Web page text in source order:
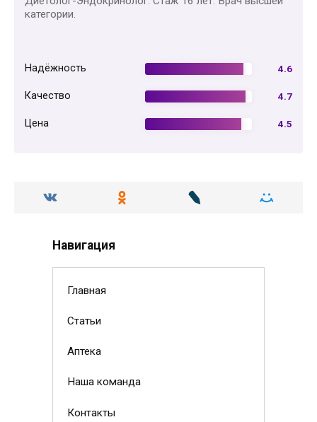
категории.
Надёжность 4.6
Качество 4.7
Цена 4.5
Навигация
Главная
Статьи
Аптека
Наша команда
Контакты